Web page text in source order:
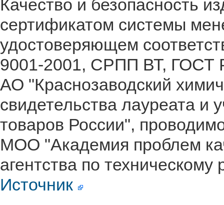
Качество и безопасность
сертификатом системы
удостоверяющем
9001-2001, СРПП ВТ, ГОСТ
АО "Краснозаводский
свидетельства лауреата и
товаров России",
МОО "Академия проблем
агентства по
Источник